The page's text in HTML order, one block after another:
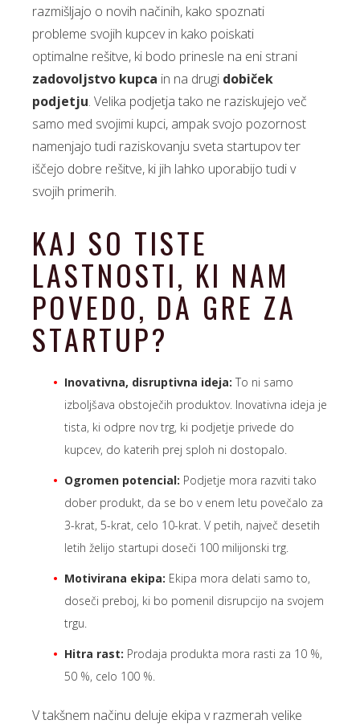
razmišljajo o novih načinih, kako spoznati
probleme svojih kupcev in kako poiskati
optimalne rešitve, ki bodo prinesle na eni strani
zadovoljstvo kupca in na drugi dobiček
podjetju. Velika podjetja tako ne raziskujejo več
samo med svojimi kupci, ampak svojo pozornost
namenjajo tudi raziskovanju sveta startupov ter
iščejo dobre rešitve, ki jih lahko uporabijo tudi v
svojih primerih.
KAJ SO TISTE
LASTNOSTI, KI NAM
POVEDO, DA GRE ZA
STARTUP?
Inovativna, disruptivna ideja: To ni samo
izboljšava obstoječih produktov. Inovativna ideja je
tista, ki odpre nov trg, ki podjetje privede do
kupcev, do katerih prej sploh ni dostopalo.
Ogromen potencial: Podjetje mora razviti tako
dober produkt, da se bo v enem letu povečalo za
3-krat, 5-krat, celo 10-krat. V petih, največ desetih
letih želijo startupi doseči 100 milijonski trg.
Motivirana ekipa: Ekipa mora delati samo to,
doseči preboj, ki bo pomenil disrupcijo na svojem
trgu.
Hitra rast: Prodaja produkta mora rasti za 10 %,
50 %, celo 100 %.
V takšnem načinu deluje ekipa v razmerah velike